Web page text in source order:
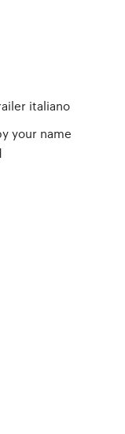
italiano
your name